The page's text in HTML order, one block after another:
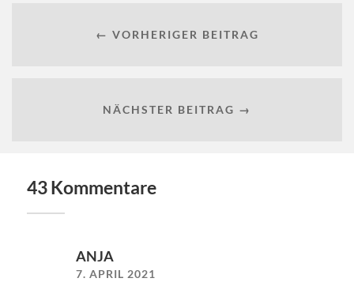
← VORHERIGER BEITRAG
NÄCHSTER BEITRAG →
43 Kommentare
ANJA
7. APRIL 2021